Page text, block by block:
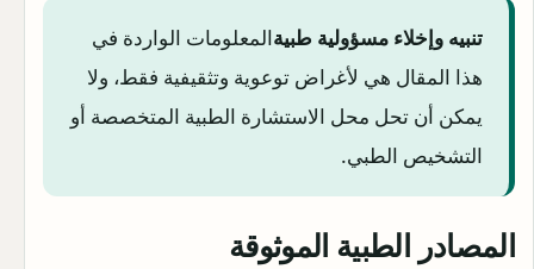
تنبيه وإخلاء مسؤولية طبيةالمعلومات الواردة في
هذا المقال هي لأغراض توعوية وتثقيفية فقط، ولا
يمكن أن تحل محل الاستشارة الطبية المتخصصة أو
التشخيص الطبي.
المصادر الطبية الموثوقة